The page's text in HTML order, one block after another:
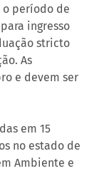
o período de
ingresso
stricto
As
e devem ser
em 15
no estado de
Ambiente e